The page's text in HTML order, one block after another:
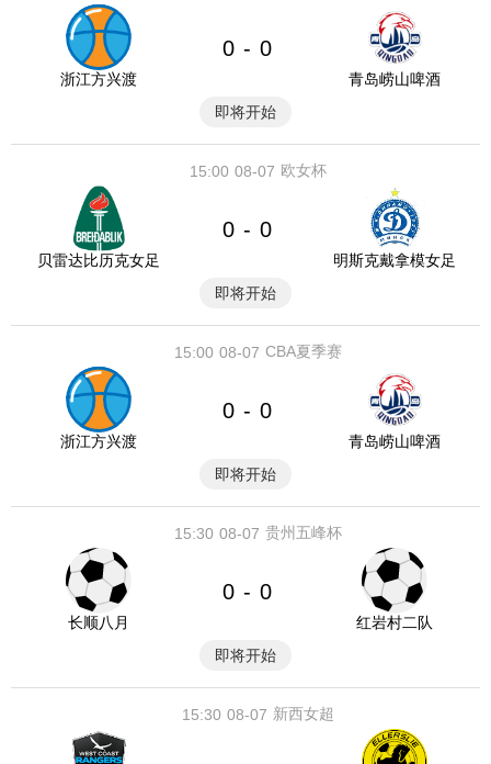
浙江方兴渡
0 - 0
青岛崂山啤酒
即将开始
08-07
15:00 欧女杯
贝雷达比历克女足
0 - 0
明斯克戴拿模女足
即将开始
08-07
15:00 CBA夏季赛
浙江方兴渡
0 - 0
青岛崂山啤酒
即将开始
08-07
15:30 贵州五峰杯
长顺八月
0 - 0
红岩村二队
即将开始
08-07
15:30 新西女超